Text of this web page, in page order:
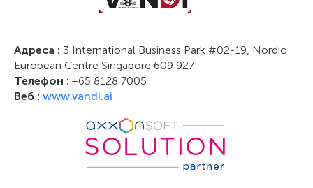
Адреса : 3 International Business Park #02-19, Nordic
European Centre Singapore 609 927
Телефон : +65 8128 7005
Веб : www.vandi.ai